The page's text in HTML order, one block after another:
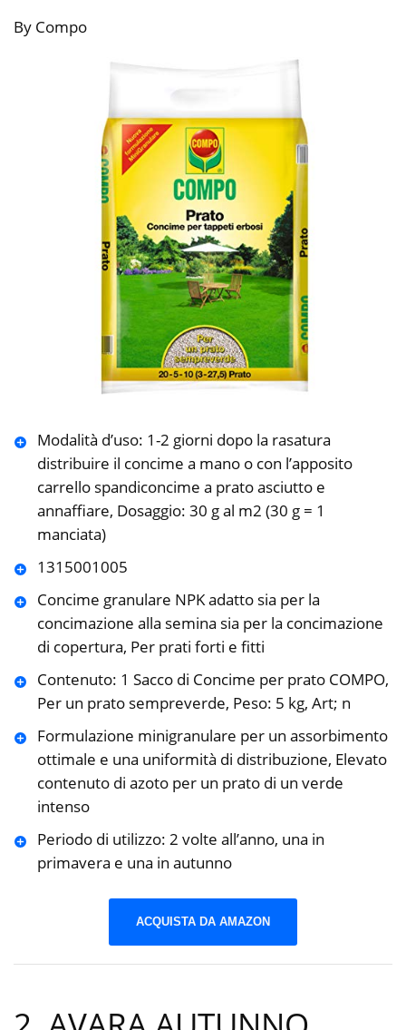
By Compo
Modalità d’uso: 1-2 giorni dopo la rasatura
distribuire il concime a mano o con l’apposito
carrello spandiconcime a prato asciutto e
annaffiare, Dosaggio: 30 g al m2 (30 g = 1
manciata)
1315001005
Concime granulare NPK adatto sia per la
concimazione alla semina sia per la concimazione
di copertura, Per prati forti e fitti
Contenuto: 1 Sacco di Concime per prato COMPO,
Per un prato sempreverde, Peso: 5 kg, Art; n
Formulazione minigranulare per un assorbimento
ottimale e una uniformità di distribuzione, Elevato
contenuto di azoto per un prato di un verde
intenso
Periodo di utilizzo: 2 volte all’anno, una in
primavera e una in autunno
ACQUISTA DA AMAZON